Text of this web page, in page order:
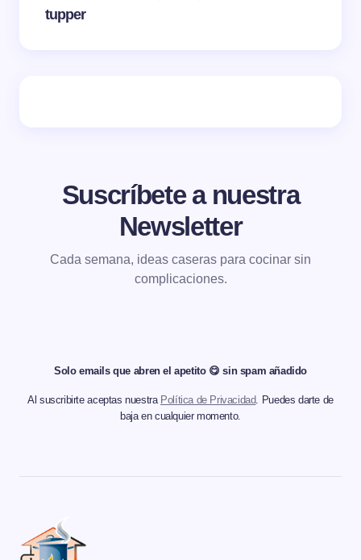
tupper
Suscríbete a nuestra
Newsletter
Cada semana, ideas caseras para cocinar sin
complicaciones.
Solo emails que abren el apetito 😋 sin spam añadido
Al suscribirte aceptas nuestra Política de Privacidad. Puedes darte de
baja en cualquier momento.